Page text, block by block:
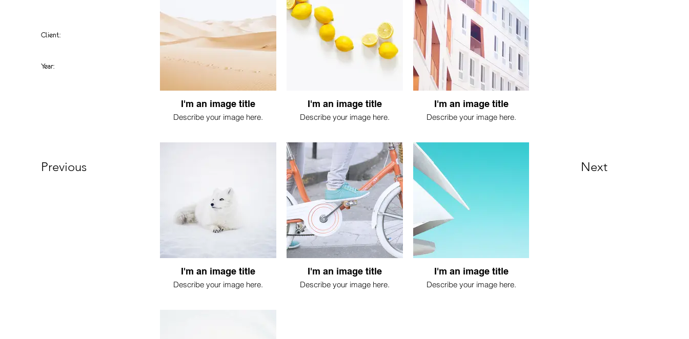
Client:
Year:
cheval, fleur, fer à cheval
Previous Next
I'm an image title
Describe your image here.
I'm an image title
Describe your image here.
I'm an image title
Describe your image here.
I'm an image title
Describe your image here.
I'm an image title
Describe your image here.
I'm an image title
Describe your image here.